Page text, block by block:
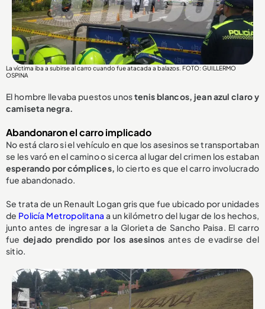
La víctima iba a subirse al carro cuando fue atacada a balazos. FOTO: GUILLERMO
OSPINA
El hombre llevaba puestos unostenis blancos, jean azul claro y
camiseta negra.
Abandonaron el carro implicado
No está claro si el vehículo en que los asesinos se transportaban
se les varó en el camino o si cerca al lugar del crimen los estaban
esperando por cómplices, lo cierto es que el carro involucrado
fue abandonado.
Se trata de un Renault Logan gris que fue ubicado por unidades
de Policía Metropolitana a un kilómetro del lugar de los hechos,
junto antes de ingresar a la Glorieta de Sancho Paisa. El carro
fuedejado prendido por los asesinos antes de evadirse del
sitio.